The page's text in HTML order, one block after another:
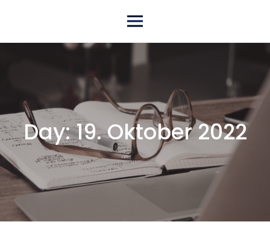
content
Day:19. Oktober 2022